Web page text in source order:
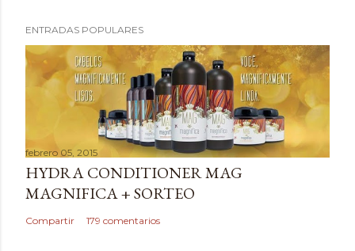
u
b
a
r
u
n
c
ENTRADAS POPULARES
febrero 05, 2015
HYDRA CONDITIONER MAG
MAGNIFICA + SORTEO
Compartir 179 comentarios